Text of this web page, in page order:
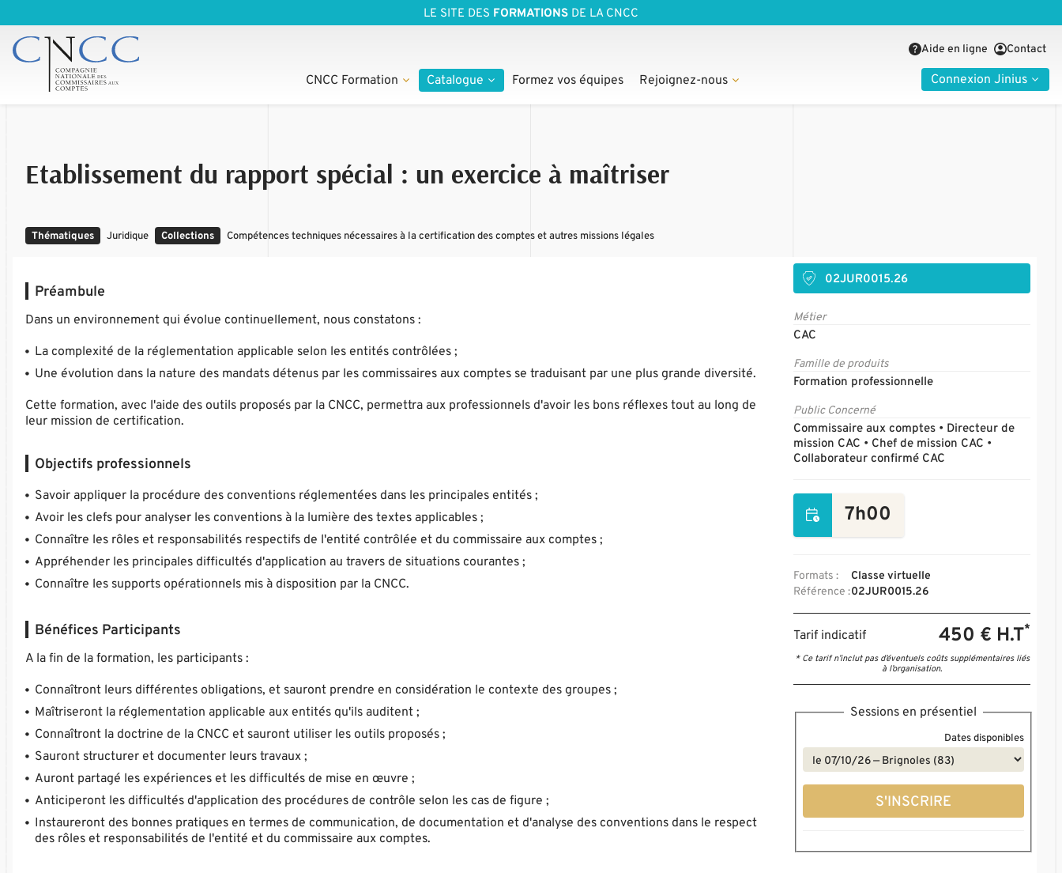
LE SITE DES FORMATIONS DE LA CNCC
CNCC Formation Catalogue Formez vos équipes Rejoignez-nous
Aide en ligne Contact
Connexion Jinius
Etablissement du rapport spécial : un exercice à maîtriser
Thématiques Juridique Collections Compétences techniques nécessaires à la certification des comptes et autres missions légales
Préambule
Dans un environnement qui évolue continuellement, nous constatons :
La complexité de la réglementation applicable selon les entités contrôlées ;
Une évolution dans la nature des mandats détenus par les commissaires aux comptes se traduisant par une plus grande diversité.
Cette formation, avec l'aide des outils proposés par la CNCC, permettra aux professionnels d'avoir les bons réflexes tout au long de
leur mission de certification.
Objectifs professionnels
Savoir appliquer la procédure des conventions réglementées dans les principales entités ;
Avoir les clefs pour analyser les conventions à la lumière des textes applicables ;
Connaître les rôles et responsabilités respectifs de l'entité contrôlée et du commissaire aux comptes ;
Appréhender les principales difficultés d'application au travers de situations courantes ;
Connaître les supports opérationnels mis à disposition par la CNCC.
Bénéfices Participants
A la fin de la formation, les participants :
Connaîtront leurs différentes obligations, et sauront prendre en considération le contexte des groupes ;
Maîtriseront la réglementation applicable aux entités qu'ils auditent ;
Connaîtront la doctrine de la CNCC et sauront utiliser les outils proposés ;
Sauront structurer et documenter leurs travaux ;
Auront partagé les expériences et les difficultés de mise en œuvre ;
Anticiperont les difficultés d'application des procédures de contrôle selon les cas de figure ;
Instaureront des bonnes pratiques en termes de communication, de documentation et d'analyse des conventions dans le respect
des rôles et responsabilités de l'entité et du commissaire aux comptes.
02JUR0015.26
Métier
CAC
Famille de produits
Formation professionnelle
Public Concerné
Commissaire aux comptes • Directeur de
mission CAC • Chef de mission CAC •
Collaborateur confirmé CAC
7h00
Formats :
Classe virtuelle
Référence :02JUR0015.26
Tarif indicatif 450 € H.T*
* Ce tarif n’inclut pas d’éventuels coûts supplémentaires liés
à l’organisation.
Sessions en présentiel
Dates disponibles
S'INSCRIRE